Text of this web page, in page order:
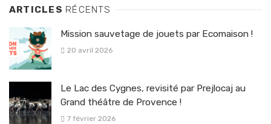
ARTICLES RÉCENTS
Mission sauvetage de jouets par Ecomaison !
20 avril 2026
Le Lac des Cygnes, revisité par Prejlocaj au
Grand théâtre de Provence !
7 février 2026